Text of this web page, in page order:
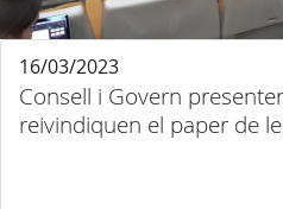
Consell i Govern
reivindiquen el paper de
16/03/2023